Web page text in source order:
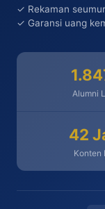
✓ Rekaman
✓ Garansi uang
Alumni
42
Konten